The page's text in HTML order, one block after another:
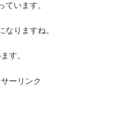
ています。
なりますね。
す。
ーリンク